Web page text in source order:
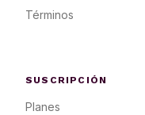
Términos
SUSCRIPCIÓN
Planes